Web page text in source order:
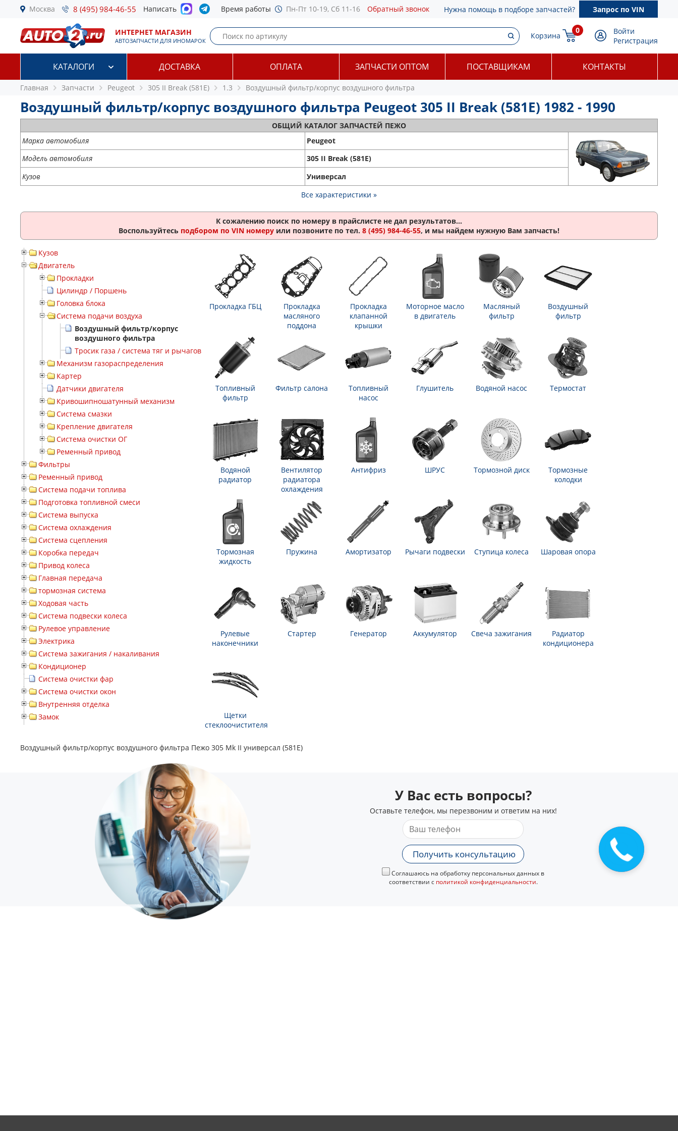
Москва 8 (495) 984-46-55 Написать Время работы Пн-Пт 10-19, Сб 11-16 Обратный звонок Нужна помощь в подборе запчастей? Запрос по VIN
ИНТЕРНЕТ МАГАЗИН
АВТОЗАПЧАСТИ ДЛЯ ИНОМАРОК
Корзина
0
Войти
Регистрация
КАТАЛОГИ ДОСТАВКА ОПЛАТА ЗАПЧАСТИ ОПТОМ ПОСТАВЩИКАМ КОНТАКТЫ
Главная Запчасти Peugeot 305 II Break (581E) 1.3 Воздушный фильтр/корпус воздушного фильтра
Воздушный фильтр/корпус воздушного фильтра Peugeot 305 II Break (581E) 1982 - 1990
ОБЩИЙ КАТАЛОГ ЗАПЧАСТЕЙ ПЕЖО
Марка автомобиля
Peugeot
Модель автомобиля
305 II Break (581E)
Кузов
Универсал
Все характеристики »
К сожалению поиск по номеру в прайслисте не дал результатов...
Воспользуйтесь подбором по VIN номеру или позвоните по тел. 8 (495) 984-46-55, и мы найдем нужную Вам запчасть!
Кузов
Двигатель
Прокладки
Цилиндр / Поршень
Головка блока
Система подачи воздуха
Воздушный фильтр/корпус
воздушного фильтра
Тросик газа / система тяг и рычагов
Механизм газораспределения
Картер
Датчики двигателя
Кривошипношатунный механизм
Система смазки
Крепление двигателя
Система очистки ОГ
Ременный привод
Фильтры
Ременный привод
Система подачи топлива
Подготовка топливной смеси
Система выпуска
Система охлаждения
Система сцепления
Коробка передач
Привод колеса
Главная передача
тормозная система
Ходовая часть
Система подвески колеса
Рулевое управление
Электрика
Система зажигания / накаливания
Кондиционер
Система очистки фар
Система очистки окон
Внутренняя отделка
Замок
Прокладка ГБЦ
Прокладка
масляного
поддона
Прокладка
клапанной
крышки
Моторное масло
в двигатель
Масляный
фильтр
Воздушный
фильтр
Топливный
фильтр
Фильтр салона
Топливный
насос
Глушитель Водяной насос Термостат
Водяной
радиатор
Вентилятор
радиатора
охлаждения
Антифриз ШРУС Тормозной диск
Тормозные
колодки
Тормозная
жидкость
Пружина Амортизатор Рычаги подвески Ступица колеса Шаровая опора
Рулевые
наконечники
Стартер Генератор Аккумулятор Свеча зажигания
Радиатор
кондиционера
Щетки
стеклоочистителя
Воздушный фильтр/корпус воздушного фильтра Пежо 305 Mk II универсал (581E)
У Вас есть вопросы?
Оставьте телефон, мы перезвоним и ответим на них!
Получить консультацию
Соглашаюсь на обработку персональных данных в
соответствии с политикой конфиденциальности.
Закажите
звонок